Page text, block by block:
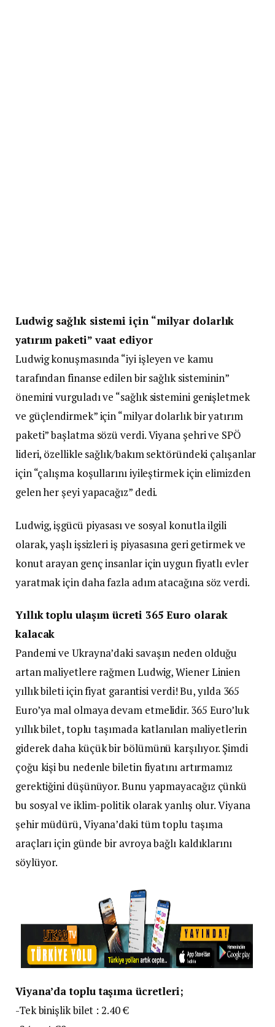
Ludwig sağlık sistemi için “milyar dolarlık
yatırım paketi” vaat ediyor
Ludwig konuşmasında “iyi işleyen ve kamu
tarafından finanse edilen bir sağlık sisteminin”
önemini vurguladı ve “sağlık sistemini genişletmek
ve güçlendirmek” için “milyar dolarlık bir yatırım
paketi” başlatma sözü verdi. Viyana şehri ve SPÖ
lideri, özellikle sağlık/bakım sektöründeki çalışanlar
için “çalışma koşullarını iyileştirmek için elimizden
gelen her şeyi yapacağız” dedi.
Ludwig, işgücü piyasası ve sosyal konutla ilgili
olarak, yaşlı işsizleri iş piyasasına geri getirmek ve
konut arayan genç insanlar için uygun fiyatlı evler
yaratmak için daha fazla adım atacağına söz verdi.
Yıllık toplu ulaşım ücreti 365 Euro olarak
kalacak
Pandemi ve Ukrayna’daki savaşın neden olduğu
artan maliyetlere rağmen Ludwig, Wiener Linien
yıllık bileti için fiyat garantisi verdi! Bu, yılda 365
Euro’ya mal olmaya devam etmelidir. 365 Euro’luk
yıllık bilet, toplu taşımada katlanılan maliyetlerin
giderek daha küçük bir bölümünü karşılıyor. Şimdi
çoğu kişi bu nedenle biletin fiyatını artırmamız
gerektiğini düşünüyor. Bunu yapmayacağız çünkü
bu sosyal ve iklim-politik olarak yanlış olur. Viyana
şehir müdürü, Viyana’daki tüm toplu taşıma
araçları için günde bir avroya bağlı kaldıklarını
söylüyor.
Viyana’da toplu taşıma ücretleri;
-Tek binişlik bilet : 2.40 €